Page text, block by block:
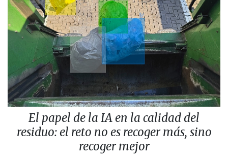
El papel de la IA en la calidad del
residuo: el reto no es recoger más, sino
recoger mejor